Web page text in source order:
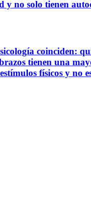
y no solo tienen
coinciden:
tienen una
físicos y no